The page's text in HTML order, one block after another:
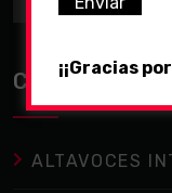
Categorías
ALTAVOCES
¡¡Gracias